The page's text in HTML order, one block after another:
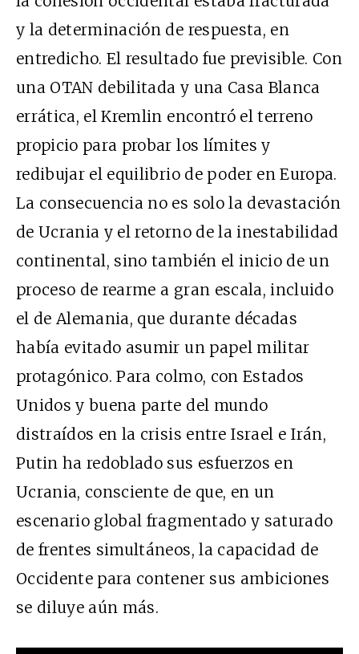
y la determinación de respuesta, en
entredicho. El resultado fue previsible. Con
una OTAN debilitada y una Casa Blanca
errática, el Kremlin encontró el terreno
propicio para probar los límites y
redibujar el equilibrio de poder en Europa.
La consecuencia no es solo la devastación
de Ucrania y el retorno de la inestabilidad
continental, sino también el inicio de un
proceso de rearme a gran escala, incluido
el de Alemania, que durante décadas
había evitado asumir un papel militar
protagónico. Para colmo, con Estados
Unidos y buena parte del mundo
distraídos en la crisis entre Israel e Irán,
Putin ha redoblado sus esfuerzos en
Ucrania, consciente de que, en un
escenario global fragmentado y saturado
de frentes simultáneos, la capacidad de
Occidente para contener sus ambiciones
se diluye aún más.